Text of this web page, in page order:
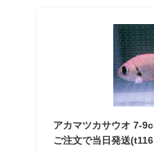
アカマツカサウオ 7-
ご注文で当日発送(t116